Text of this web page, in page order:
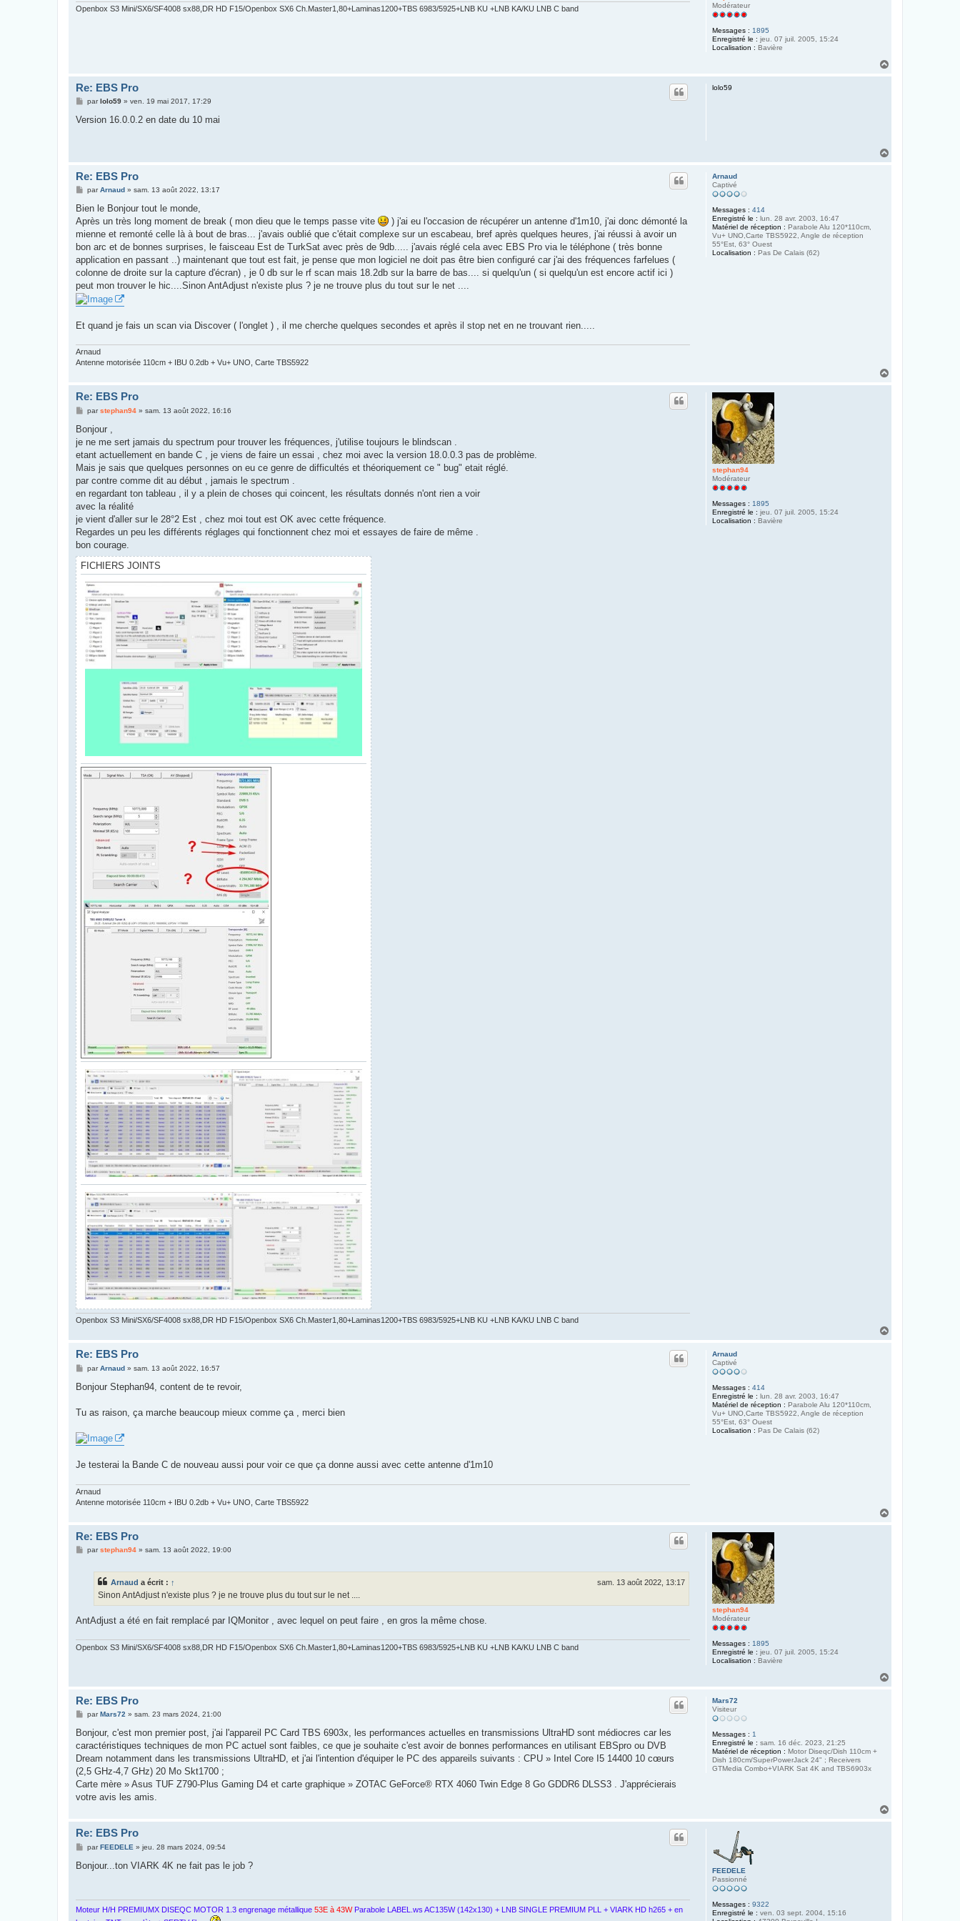
Modérateur
Messages : 1895
Enregistré le : jeu. 07 juil. 2005, 15:24
Localisation : Bavière
Openbox S3 Mini/SX6/SF4008 sx88,DR HD F15/Openbox SX6 Ch.Master1,80+Laminas1200+TBS 6983/5925+LNB KU +LNB KA/KU LNB C band
lolo59
Re: EBS Pro
M
s
parlolo59» ven. 19 mai 2017, 17:29
Version 16.0.0.2 en date du 10 mai
a
Arnaud
Captivé
Messages : 414
Enregistré le : lun. 28 avr. 2003, 16:47
Matériel de réception : Parabole Alu 120*110cm,
Vu+ UNO,Carte TBS5922, Angle de réception
55°Est, 63° Ouest
Localisation : Pas De Calais (62)
Re: EBS Pro
M
s
a
g
parArnaud» sam. 13 août 2022, 13:17
Bien le Bonjour tout le monde,
Après un très long moment de break ( mon dieu que le temps passe vite
) j'ai eu l'occasion de récupérer un antenne d'1m10, j'ai donc démonté la
mienne et remonté celle là à bout de bras... j'avais oublié que c'était complexe sur un escabeau, bref après quelques heures, j'ai réussi à avoir un
bon arc et de bonnes surprises, le faisceau Est de TurkSat avec près de 9db..... j'avais réglé cela avec EBS Pro via le téléphone ( très bonne
application en passant ..) maintenant que tout est fait, je pense que mon logiciel ne doit pas être bien configuré car j'ai des fréquences farfelues (
colonne de droite sur la capture d'écran) , je 0 db sur le rf scan mais 18.2db sur la barre de bas.... si quelqu'un ( si quelqu'un est encore actif ici )
peut mon trouver le hic....Sinon AntAdjust n'existe plus ? je ne trouve plus du tout sur le net ....
Et quand je fais un scan via Discover ( l'onglet ) , il me cherche quelques secondes et après il stop net en ne trouvant rien.....
Arnaud
Antenne motorisée 110cm + IBU 0.2db + Vu+ UNO, Carte TBS5922
stephan94
Modérateur
Messages : 1895
Enregistré le : jeu. 07 juil. 2005, 15:24
Localisation : Bavière
Re: EBS Pro
M
s
a
g
parstephan94» sam. 13 août 2022, 16:16
Bonjour ,
je ne me sert jamais du spectrum pour trouver les fréquences, j'utilise toujours le blindscan .
etant actuellement en bande C , je viens de faire un essai , chez moi avec la version 18.0.0.3 pas de problème.
Mais je sais que quelques personnes on eu ce genre de difficultés et théoriquement ce " bug" etait réglé.
par contre comme dit au début , jamais le spectrum .
en regardant ton tableau , il y a plein de choses qui coincent, les résultats donnés n'ont rien a voir
avec la réalité
je vient d'aller sur le 28°2 Est , chez moi tout est OK avec cette fréquence.
Regardes un peu les différents réglages qui fonctionnent chez moi et essayes de faire de même .
bon courage.
FICHIERS JOINTS
Openbox S3 Mini/SX6/SF4008 sx88,DR HD F15/Openbox SX6 Ch.Master1,80+Laminas1200+TBS 6983/5925+LNB KU +LNB KA/KU LNB C band
a
Arnaud
Captivé
Messages : 414
Enregistré le : lun. 28 avr. 2003, 16:47
Matériel de réception : Parabole Alu 120*110cm,
Vu+ UNO,Carte TBS5922, Angle de réception
55°Est, 63° Ouest
Localisation : Pas De Calais (62)
Re: EBS Pro
M
s
g
parArnaud» sam. 13 août 2022, 16:57
Bonjour Stephan94, content de te revoir,
Tu as raison, ça marche beaucoup mieux comme ça , merci bien
Je testerai la Bande C de nouveau aussi pour voir ce que ça donne aussi avec cette antenne d'1m10
Arnaud
Antenne motorisée 110cm + IBU 0.2db + Vu+ UNO, Carte TBS5922
stephan94
Modérateur
Messages : 1895
Enregistré le : jeu. 07 juil. 2005, 15:24
Localisation : Bavière
Re: EBS Pro
Mparstephan94» sam. 13 août 2022, 19:00
Arnaud a écrit : ↑ sam. 13 août 2022, 13:17
Sinon AntAdjust n'existe plus ? je ne trouve plus du tout sur le net ....
AntAdjust a été en fait remplacé par IQMonitor , avec lequel on peut faire , en gros la même chose.
Openbox S3 Mini/SX6/SF4008 sx88,DR HD F15/Openbox SX6 Ch.Master1,80+Laminas1200+TBS 6983/5925+LNB KU +LNB KA/KU LNB C band
a
Mars72
Visiteur
Messages : 1
Enregistré le : sam. 16 déc. 2023, 21:25
Matériel de réception : Motor Diseqc/Dish 110cm +
Dish 180cm/SuperPowerJack 24" ; Receivers
GTMedia Combo+VIARK Sat 4K and TBS6903x
Re: EBS Pro
M
s
a
g
parMars72» sam. 23 mars 2024, 21:00
Bonjour, c'est mon premier post, j'ai l'appareil PC Card TBS 6903x, les performances actuelles en transmissions UltraHD sont médiocres car les
caractéristiques techniques de mon PC actuel sont faibles, ce que je souhaite c'est avoir de bonnes performances en utilisant EBSpro ou DVB
Dream notamment dans les transmissions UltraHD, et j'ai l'intention d'équiper le PC des appareils suivants : CPU » Intel Core I5 ​​​​14400 10 cœurs
(2,5 GHz-4,7 GHz) 20 Mo Skt1700 ;
Carte mère » Asus TUF Z790-Plus Gaming D4 et carte graphique » ZOTAC GeForce® RTX 4060 Twin Edge 8 Go GDDR6 DLSS3 . J'apprécierais
votre avis les amis.
FEEDELE
Passionné
Messages : 9322
Enregistré le : ven. 03 sept. 2004, 15:16
Re: EBS Pro
M
s
parFEEDELE » jeu. 28 mars 2024, 09:54
Bonjour...ton VIARK 4K ne fait pas le job ?
Moteur H/H PREMIUMX DISEQC MOTOR 1.3 engrenage métallique 53E à 43WParabole LABEL.ws AC135W (142x130) + LNB SINGLE PREMIUM PLL + VIARK HD h265 + en